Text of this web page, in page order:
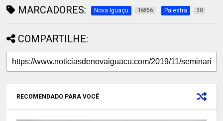
MARCADORES: Nova Iguaçu 16856 Palestra 30
COMPARTILHE:
RECOMENDADO PARA VOCÊ